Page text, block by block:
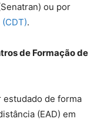
ou por
.
de Formação de
estudado de forma
(EAD) em